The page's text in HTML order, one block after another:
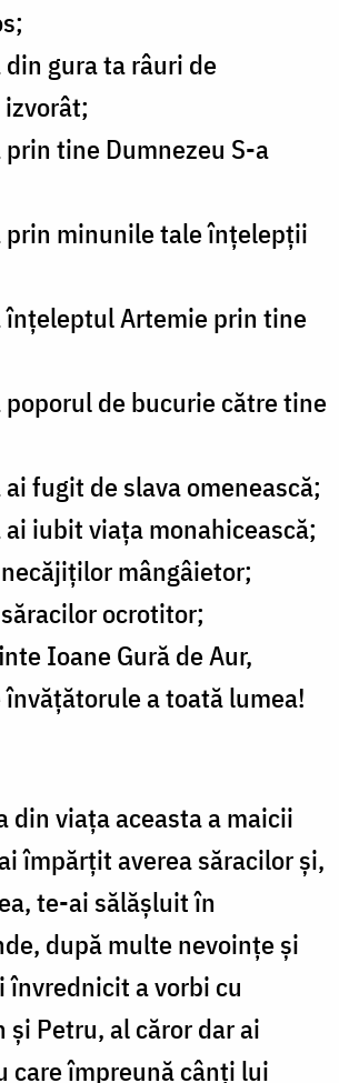
gura ta râuri de
tine Dumnezeu S-a
prin minunile tale înțelepții
înțeleptul Artemie prin tine
de bucurie către tine
fugit de slava omenească;
iubit viața monahicească;
mângâietor;
ocrotitor;
Ioane Gură de Aur,
a toată lumea!
din viața aceasta a maicii
împărțit averea săracilor și,
te-ai sălășluit în
după multe nevoințe și
învrednicit a vorbi cu
Petru, al căror dar ai
care împreună cânți lui